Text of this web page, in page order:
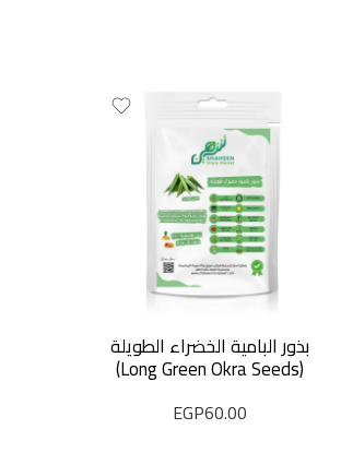
بذور البامية الخضراء الطويلة
(Long Green Okra Seeds)
EGP60.00